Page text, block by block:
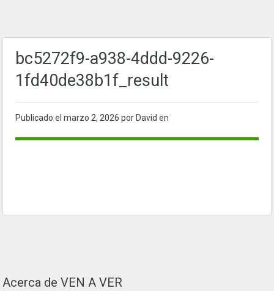
bc5272f9-a938-4ddd-9226-
1fd40de38b1f_result
Publicado el marzo 2, 2026 por David en
Acerca de VEN A VER